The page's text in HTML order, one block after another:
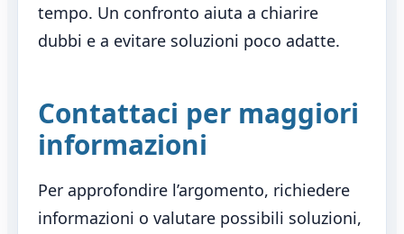
tempo. Un confronto aiuta a chiarire
dubbi e a evitare soluzioni poco adatte.
Contattaci per maggiori
informazioni
Per approfondire l’argomento, richiedere
informazioni o valutare possibili soluzioni,